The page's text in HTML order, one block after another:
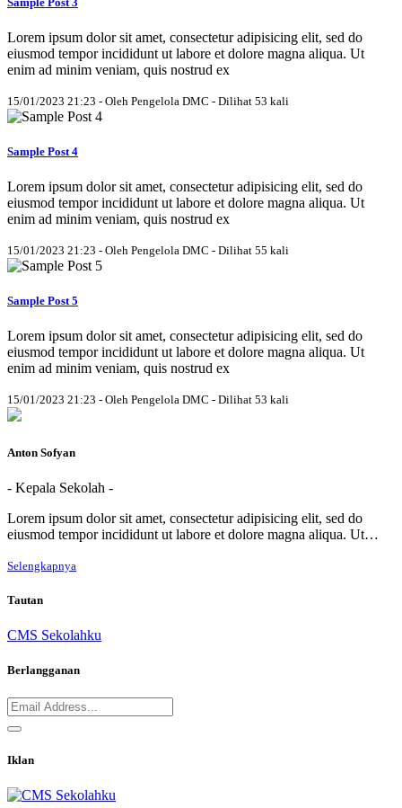
Lorem ipsum dolor sit amet, consectetur adipisicing elit, sed do
eiusmod tempor incididunt ut labore et dolore magna aliqua. Ut
enim ad minim veniam, quis nostrud ex
15/01/2023 21:23 - Oleh Pengelola DMC - Dilihat 53 kali
Sample Post 4
Lorem ipsum dolor sit amet, consectetur adipisicing elit, sed do
eiusmod tempor incididunt ut labore et dolore magna aliqua. Ut
enim ad minim veniam, quis nostrud ex
15/01/2023 21:23 - Oleh Pengelola DMC - Dilihat 55 kali
Sample Post 5
Lorem ipsum dolor sit amet, consectetur adipisicing elit, sed do
eiusmod tempor incididunt ut labore et dolore magna aliqua. Ut
enim ad minim veniam, quis nostrud ex
15/01/2023 21:23 - Oleh Pengelola DMC - Dilihat 53 kali
Anton Sofyan
- Kepala Sekolah -
Lorem ipsum dolor sit amet, consectetur adipisicing elit, sed do
eiusmod tempor incididunt ut labore et dolore magna aliqua. Ut…
Selengkapnya
Tautan
CMS Sekolahku
Berlangganan
Iklan